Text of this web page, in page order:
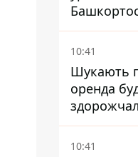
- відео
10:41
Шукають
оренда
10:41